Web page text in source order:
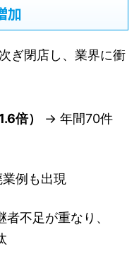
加
ぎ閉店し、業界に衝
倍）
→ 年間70件
例も出現
不足が重なり、